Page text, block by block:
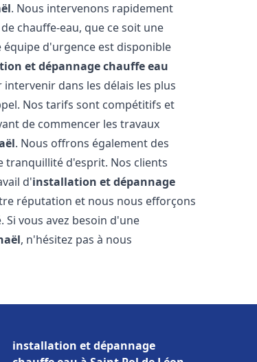
. Nous intervenons rapidement
chauffe-eau, que ce soit une
d'urgence est disponible
et dépannage chauffe eau
dans les délais les plus
Nos tarifs sont compétitifs et
de commencer les travaux
. Nous offrons également des
tranquillité d'esprit. Nos clients
d'installation et dépannage
réputation et nous nous efforçons
vous avez besoin d'une
, n'hésitez pas à nous
installation et dépannage